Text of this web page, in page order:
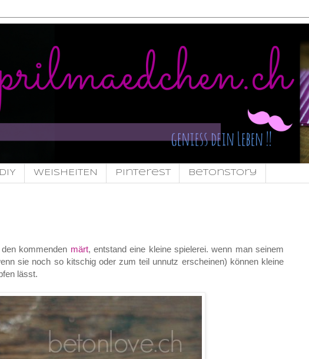
WEISHEITEN pinterest Betonstory
kommenden märt, entstand eine kleine spielerei. wenn man seinem
sie noch so kitschig oder zum teil unnutz erscheinen) können kleine
lässt.